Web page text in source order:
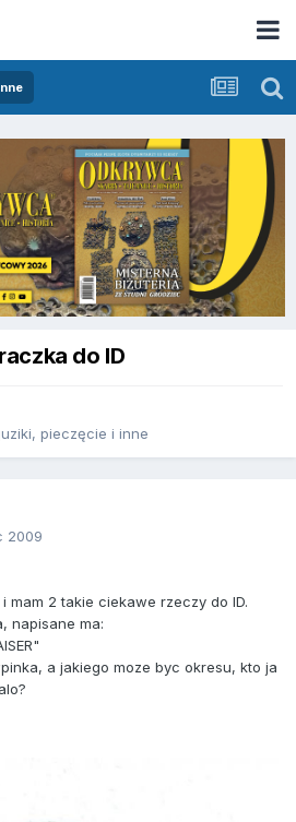
do ID
pieczęcie i inne
2009
mam 2 takie ciekawe rzeczy do ID.
napisane ma:
a jakiego moze byc okresu, kto ja